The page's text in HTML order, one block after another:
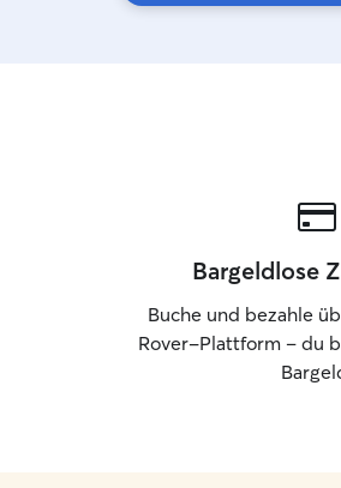
Bargeldlose
Buche und bezahle
Rover-Plattform – du